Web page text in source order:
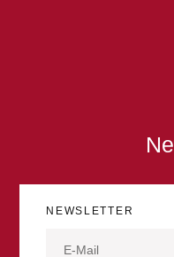
NEWSLETTER